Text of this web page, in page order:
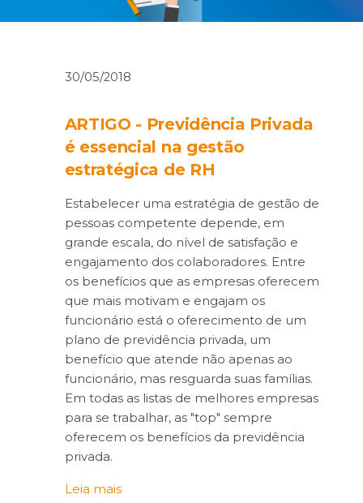
30/05/2018
ARTIGO - Previdência Privada
é essencial na gestão
estratégica de RH
Estabelecer uma estratégia de gestão de
pessoas competente depende, em
grande escala, do nível de satisfação e
engajamento dos colaboradores. Entre
os benefícios que as empresas oferecem
que mais motivam e engajam os
funcionário está o oferecimento de um
plano de previdência privada, um
benefício que atende não apenas ao
funcionário, mas resguarda suas famílias.
Em todas as listas de melhores empresas
para se trabalhar, as "top" sempre
oferecem os benefícios da previdência
privada.
Leia mais